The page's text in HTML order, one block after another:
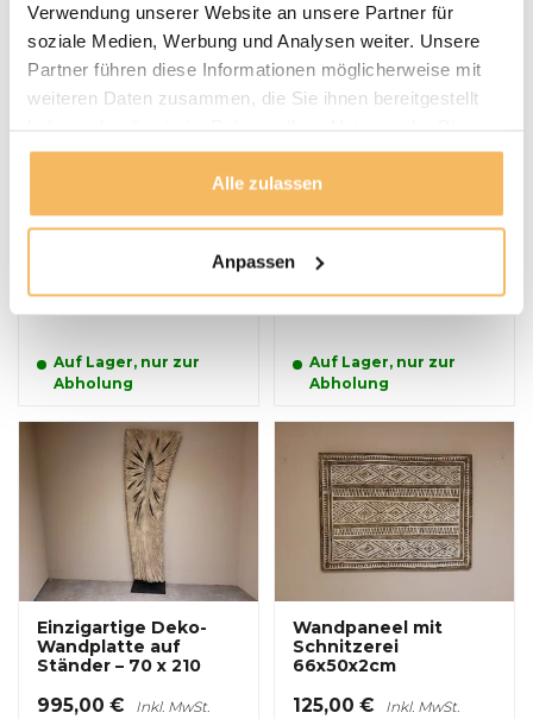
Verwendung unserer Website an unsere Partner für
soziale Medien, Werbung und Analysen weiter. Unsere
Partner führen diese Informationen möglicherweise mit
weiteren Daten zusammen, die Sie ihnen bereitgestellt
gesammelt haben.
Alle zulassen
Anpassen
Wandpaneel mit
Holzschnitzerei
595,00 € Inkl. MwSt.
Auf Lager, nur zur
Abholung
Wandpaneel mit
Schnitzereien
65x75cm
125,00 € Inkl. MwSt.
Auf Lager, nur zur
Abholung
Einzigartige Deko-
Wandplatte auf
Ständer – 70 x 210
995,00 € Inkl. MwSt.
Wandpaneel mit
Schnitzerei
66x50x2cm
125,00 € Inkl. MwSt.